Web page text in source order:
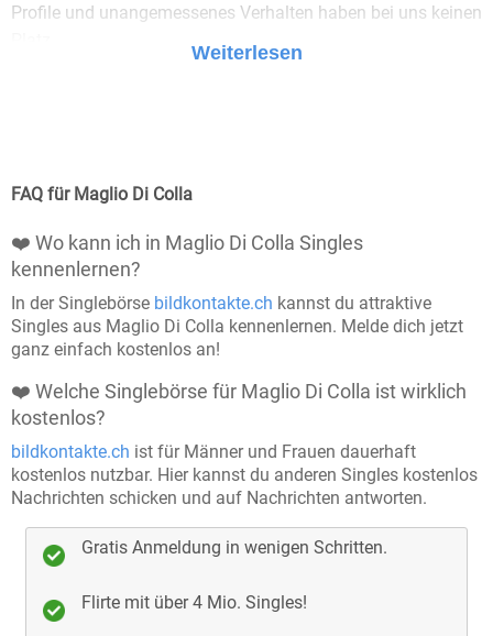
Profile und unangemessenes Verhalten haben bei uns keinen
großen Wert auf Sicherheit, Seriosität und eine
Manuell geprüfte Profile: Bei Bildkontakte wird
überprüft, bevor es aktiviert wird, um
sicherzustellen, dass du nur echte Menschen
kennenlernst.
Echtheitschecks
bieten Ihnen die Möglichkeit, noch mehr
Vertrauen in Ihre Kontakte zu haben.
dass Fake-Profile und unangebrachtes Verhalten
sich auf Bildkontakte sicher fühlen können.
Weiterlesen
FAQ für Maglio Di Colla
❤️ Wo kann ich in Maglio Di Colla Singles
kennenlernen?
In der Singlebörse bildkontakte.ch kannst du attraktive
Singles aus Maglio Di Colla kennenlernen. Melde dich jetzt
ganz einfach kostenlos an!
❤️ Welche Singlebörse für Maglio Di Colla ist wirklich
kostenlos?
bildkontakte.ch ist für Männer und Frauen dauerhaft
kostenlos nutzbar. Hier kannst du anderen Singles kostenlos
Nachrichten schicken und auf Nachrichten antworten.
Gratis Anmeldung in wenigen Schritten.
Flirte mit über 4 Mio. Singles!